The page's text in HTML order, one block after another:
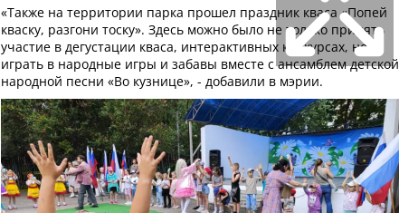
«Также на территории парка прошел праздник кваса «Попей
кваску, разгони тоску». Здесь можно было не только принять
участие в дегустации кваса, интерактивных конкурсах, но и
играть в народные игры и забавы вместе с ансамблем детской
народной песни «Во кузнице», - добавили в мэрии.